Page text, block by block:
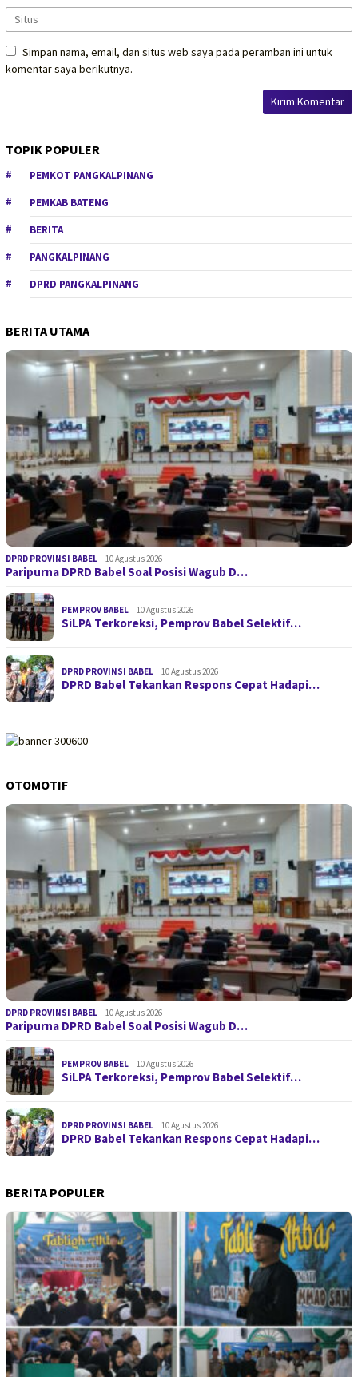
Simpan nama, email, dan situs web saya pada peramban ini untuk
komentar saya berikutnya.
TOPIK POPULER
PEMKOT PANGKALPINANG
PEMKAB BATENG
BERITA
PANGKALPINANG
DPRD PANGKALPINANG
BERITA UTAMA
DPRD PROVINSI BABEL 10 Agustus 2026
Paripurna DPRD Babel Soal Posisi Wagub D…
PEMPROV BABEL 10 Agustus 2026
SiLPA Terkoreksi, Pemprov Babel Selektif…
DPRD PROVINSI BABEL 10 Agustus 2026
DPRD Babel Tekankan Respons Cepat Hadapi…
OTOMOTIF
DPRD PROVINSI BABEL 10 Agustus 2026
Paripurna DPRD Babel Soal Posisi Wagub D…
PEMPROV BABEL 10 Agustus 2026
SiLPA Terkoreksi, Pemprov Babel Selektif…
DPRD PROVINSI BABEL 10 Agustus 2026
DPRD Babel Tekankan Respons Cepat Hadapi…
BERITA POPULER